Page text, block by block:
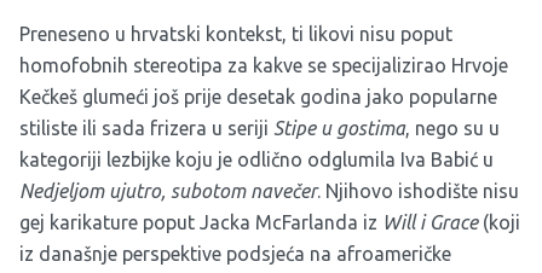
Preneseno u hrvatski kontekst, ti likovi nisu poput
homofobnih stereotipa za kakve se specijalizirao Hrvoje
Kečkeš glumeći još prije desetak godina jako popularne
stiliste ili sada frizera u seriji Stipe u gostima, nego su u
kategoriji lezbijke koju je odlično odglumila Iva Babić u
Nedjeljom ujutro, subotom navečer. Njihovo ishodište nisu
gej karikature poput Jacka McFarlanda iz Will i Grace(koji
iz današnje perspektive podsjeća na afroameričke